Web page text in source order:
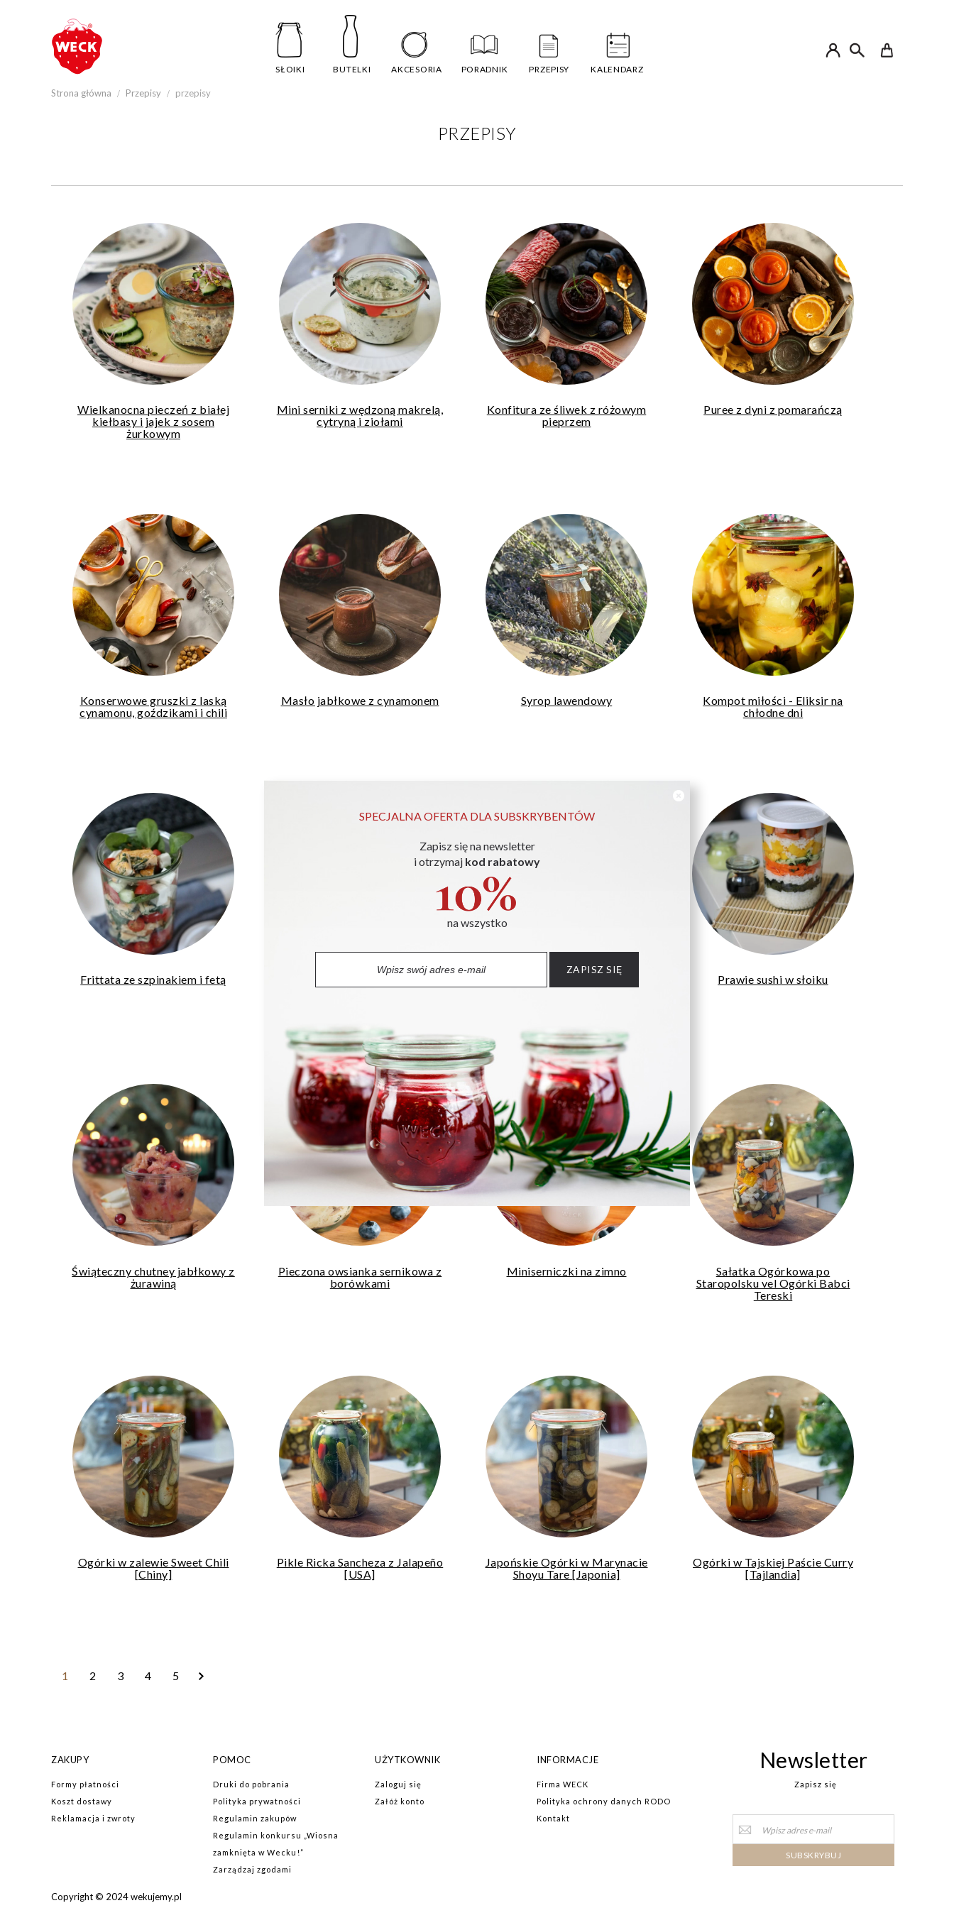
SPECJALNA OFERTA DLA SUBSKRYBENTÓW
Zapisz się na newsletter
i otrzymaj kod rabatowy
na wszystko
ZAPISZ SIĘ
SŁOIKI BUTELKI AKCESORIA PORADNIK PRZEPISY KALENDARZ
Strona główna Przepisy przepisy
PRZEPISY
Wielkanocna pieczeń z białej
kiełbasy i jajek z sosem
żurkowym
Mini serniki z wędzoną makrelą,
cytryną i ziołami
Konfitura ze śliwek z różowym
pieprzem
Puree z dyni z pomarańczą
Konserwowe gruszki z laską
cynamonu, goździkami i chili
Masło jabłkowe z cynamonem Syrop lawendowy
Kompot miłości - Eliksir na
chłodne dni
Frittata ze szpinakiem i fetą
Sałatka ze wstążkami z marchwi,
kurczakiem i warzywami z sosem
Czekoladowy krem z awokado z
owocami
Prawie sushi w słoiku
Świąteczny chutney jabłkowy z
żurawiną
Pieczona owsianka sernikowa z
borówkami
Miniserniczki na zimno
Sałatka Ogórkowa po
Staropolsku vel Ogórki Babci
Tereski
Ogórki w zalewie Sweet Chili
[Chiny]
Pikle Ricka Sancheza z Jalapeño
[USA]
Japońskie Ogórki w Marynacie
Shoyu Tare [Japonia]
Ogórki w Tajskiej Paście Curry
[Tajlandia]
Strona
You're currently reading page
1 Strona
2 Strona
3 Strona
4 Strona
5
ZAKUPY
Formy płatności
Koszt dostawy
Reklamacja i zwroty
POMOC
Druki do pobrania
Polityka prywatności
Regulamin zakupów
Regulamin konkursu „Wiosna
zamknięta w Wecku!”
Zarządzaj zgodami
UŻYTKOWNIK
Zaloguj się
Załóż konto
INFORMACJE
Firma WECK
Polityka ochrony danych RODO
Kontakt
Newsletter
Zapisz się
Up
SUBSKRYBUJ
Copyright © 2024 wekujemy.pl